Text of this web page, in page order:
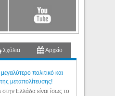
Σχόλια Αρχείο
πολιτικό και
μεταπολίτευσης!
Ελλάδα είναι ίσως το